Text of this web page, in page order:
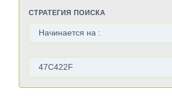
СТРАТЕГИЯ ПОИСКА